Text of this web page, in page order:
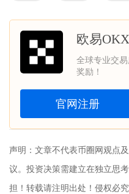
欧易OKX
全球专业交
奖励！
官网注册
声明：文章不代表币圈网观点
议。投资决策需建立在独立思
担！转载请注明出处！侵权必究